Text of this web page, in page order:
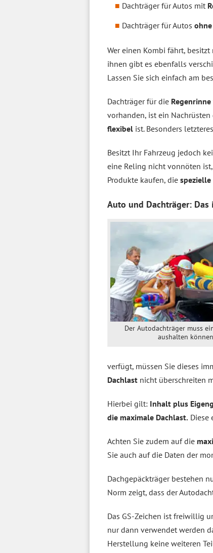
Dachträger für Autos mit
Dachträger für Autos ohne
Wer einen Kombi fährt,
ihnen gibt es ebenfalls
Lassen Sie sich einfach am
Dachträger für die Regenrinne
vorhanden, ist ein
flexibel ist. Besonders
Besitzt Ihr Fahrzeug jedoch
eine Reling nicht vonnöten
Produkte kaufen, die spezielle
Auto und Dachträger: Das
Der Autodachträger muss
aushalten können
verfügt, müssen Sie dieses
Dachlast nicht überschreiten
Hierbei gilt: Inhalt plus
die maximale Dachlast. Diese
Achten Sie zudem auf die
Sie auch auf die Daten der
Dachgepäckträger bestehen
Norm zeigt, dass der
Das GS-Zeichen ist freiwillig
nur dann verwendet werden
Herstellung keine weiteren